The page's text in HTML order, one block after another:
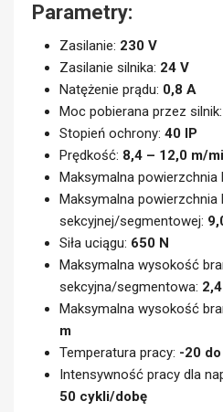
Parametry:
Zasilanie: 230 V
Zasilanie silnika: 24 V
Natężenie prądu: 0,8 A
Moc pobierana przez silnik:
Stopień ochrony: 40 IP
Prędkość: 8,4 – 12,0 m/
Maksymalna powierzchnia
Maksymalna powierzchnia
sekcyjnej/segmentowej:
Siła uciągu: 650 N
Maksymalna wysokość
sekcyjna/segmentowa:
Maksymalna wysokość
m
Temperatura pracy: -20 do
Intensywność pracy dla
50 cykli/dobę